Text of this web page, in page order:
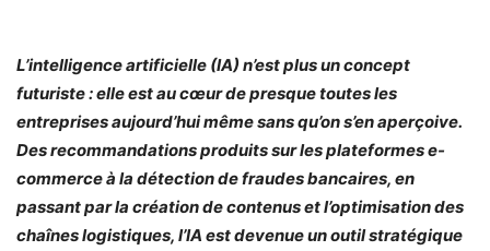
L’intelligence artificielle (IA) n’est plus un concept
futuriste : elle est au cœur de presque toutes les
entreprises aujourd’hui même sans qu’on s’en aperçoive.
Des recommandations produits sur les plateformes e-
commerce à la détection de fraudes bancaires, en
passant par la création de contenus et l’optimisation des
chaînes logistiques, l’IA est devenue un outil stratégique